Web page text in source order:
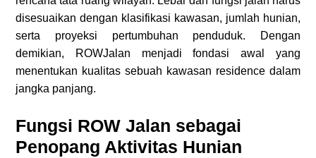
disesuaikan dengan klasifikasi kawasan, jumlah hunian,
serta proyeksi pertumbuhan penduduk. Dengan
demikian, ROWJalan menjadi fondasi awal yang
menentukan kualitas sebuah kawasan residence dalam
jangka panjang.
Fungsi ROW Jalan sebagai
Penopang Aktivitas Hunian